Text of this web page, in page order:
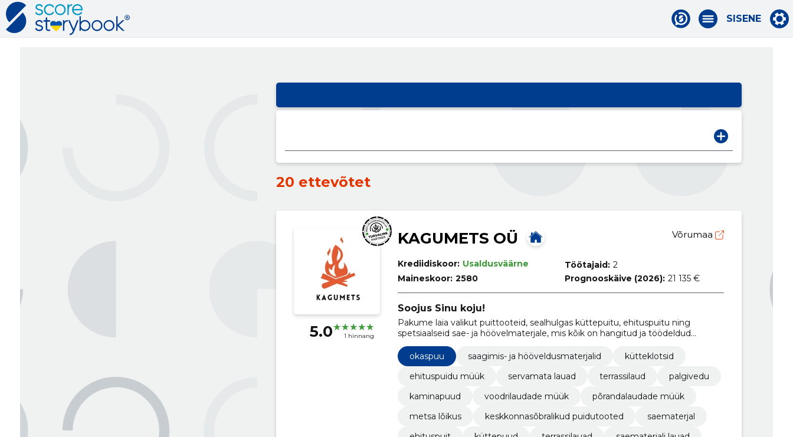
SISENE
20 ettevõtet
5.0 1 hinnang
KAGUMETS OÜ Võrumaa
Krediidiskoor: Usaldusväärne
Maineskoor: 2580
Töötajaid: 2
Prognooskäive (2026): 21 135 €
Soojus Sinu koju!
Pakume laia valikut puittooteid, sealhulgas küttepuitu, ehituspuitu ning
spetsiaalseid sae- ja höövelmaterjale, mis kõik on hangitud ja töödeldud
pühendumusega keskkonnahoiule ja kogukonna toetusele.
okaspuu
saagimis- ja hööveldusmaterjalid
kütteklotsid
ehituspuidu müük
servamata lauad terrassilaud
palgivedu
kaminapuud
voodrilaudade müük
põrandalaudade müük
metsa lõikus
keskkonnasõbralikud puidutooted
saematerjal